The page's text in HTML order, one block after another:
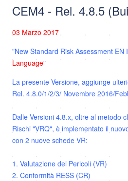
CEM4 - Rel. 4.8.5
03 Marzo 2017
"New Standard Risk Assessment EN
Language"
La presente Versione, aggiunge
Rel. 4.8.0/1/2/3/ Novembre 2016/
Dalle Versioni 4.8.x, oltre al metodo
Rischi "VRQ", è implementato il
con 2 nuove schede VR:
1. Valutazione dei Pericoli (VR)
2. Conformità RESS (CR)